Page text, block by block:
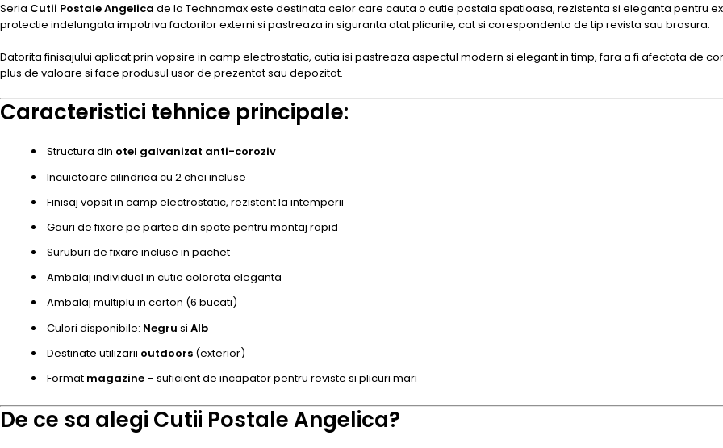
Seria Cutii Postale Angelica de la Technomax este destinata celor care cauta o cutie postala spatioasa, rezistenta si eleganta pentru
protectie indelungata impotriva factorilor externi si pastreaza in siguranta atat plicurile, cat si corespondenta de tip revista sau brosura.
Datorita finisajului aplicat prin vopsire in camp electrostatic, cutia isi pastreaza aspectul modern si elegant in timp, fara a fi afectata de
plus de valoare si face produsul usor de prezentat sau depozitat.
Caracteristici tehnice principale:
Structura din otel galvanizat anti-coroziv
Incuietoare cilindrica cu 2 chei incluse
Finisaj vopsit in camp electrostatic, rezistent la intemperii
Gauri de fixare pe partea din spate pentru montaj rapid
Suruburi de fixare incluse in pachet
Ambalaj individual in cutie colorata eleganta
Ambalaj multiplu in carton (6 bucati)
Culori disponibile: Negru si Alb
Destinate utilizarii outdoors (exterior)
Format magazine – suficient de incapator pentru reviste si plicuri mari
De ce sa alegi Cutii Postale Angelica?